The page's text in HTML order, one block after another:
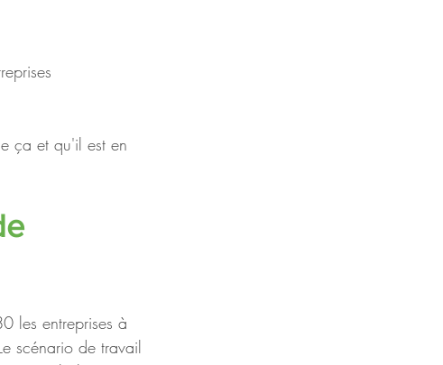
ça et qu'il est en
les entreprises à
scénario de travail